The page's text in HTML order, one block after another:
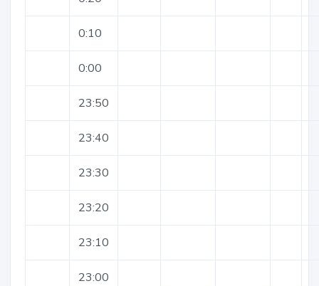
0:10
0:00
23:50
23:40
23:30
23:20
23:10
23:00